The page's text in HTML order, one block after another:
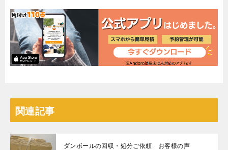
関連記事
ダンボールの回収・処分ご依頼 お客様の声